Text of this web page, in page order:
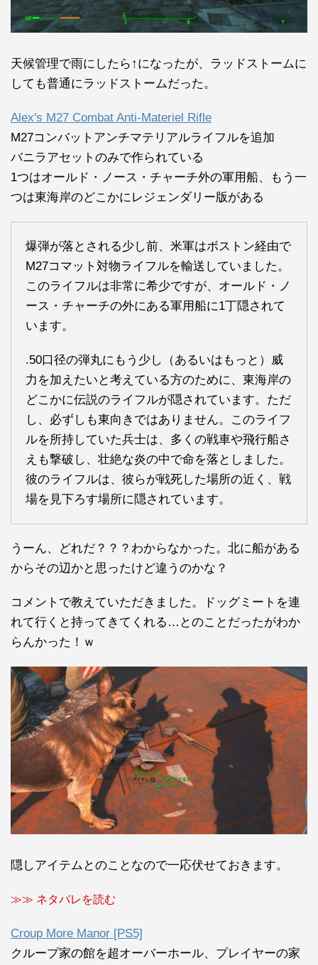
天候管理で雨にしたら↑になったが、ラッドストームに
しても普通にラッドストームだった。
Alex's M27 Combat Anti-Materiel Rifle
M27コンバットアンチマテリアルライフルを追加
バニラアセットのみで作られている
1つはオールド・ノース・チャーチ外の軍用船、もう一
つは東海岸のどこかにレジェンダリー版がある
爆弾が落とされる少し前、米軍はボストン経由で
M27コマット対物ライフルを輸送していました。
このライフルは非常に希少ですが、オールド・ノ
ース・チャーチの外にある軍用船に1丁隠されて
います。
.50口径の弾丸にもう少し（あるいはもっと）威
力を加えたいと考えている方のために、東海岸の
どこかに伝説のライフルが隠されています。ただ
し、必ずしも東向きではありません。このライフ
ルを所持していた兵士は、多くの戦車や飛行船さ
えも撃破し、壮絶な炎の中で命を落としました。
彼のライフルは、彼らが戦死した場所の近く、戦
場を見下ろす場所に隠されています。
うーん、どれだ？？？わからなかった。北に船がある
からその辺かと思ったけど違うのかな？
コメントで教えていただきました。ドッグミートを連
れて行くと持ってきてくれる…とのことだったがわか
らんかった！ｗ
隠しアイテムとのことなので一応伏せておきます。
≫≫ ネタバレを読む
Croup More Manor [PS5]
クループ家の館を超オーバーホール、プレイヤーの家